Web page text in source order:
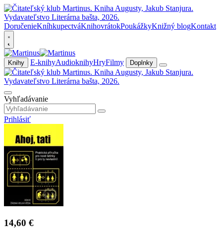
DoručenieKníhkupectváKnihovrátokPoukážkyKnižný blogKontakt
Knihy E-knihyAudioknihyHryFilmy Doplnky
Vyhľadávanie
Prihlásiť
14,60 €